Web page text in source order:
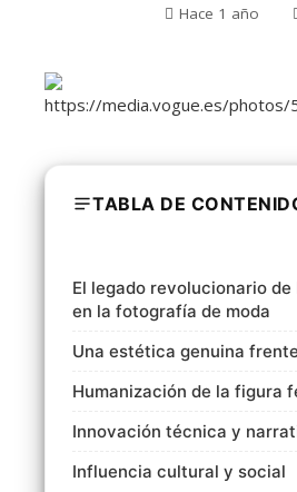
Hace 1 año
TABLA DE
El legado revolucionario
en la fotografía de moda
Una estética genuina
Humanización de la figura
Innovación técnica y
Influencia cultural y social